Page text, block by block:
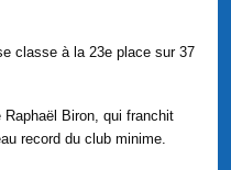
classe à la 23e place sur 37
Biron, qui franchit
record du club minime.